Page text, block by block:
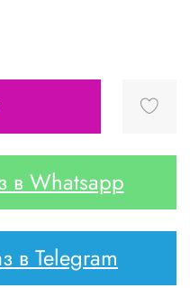
в Whatsapp
в Telegram